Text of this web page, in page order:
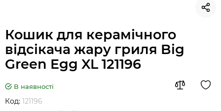
Кошик для керамічного
відсікача жару гриля Big
Green Egg XL 121196
В наявності
Код: 121196